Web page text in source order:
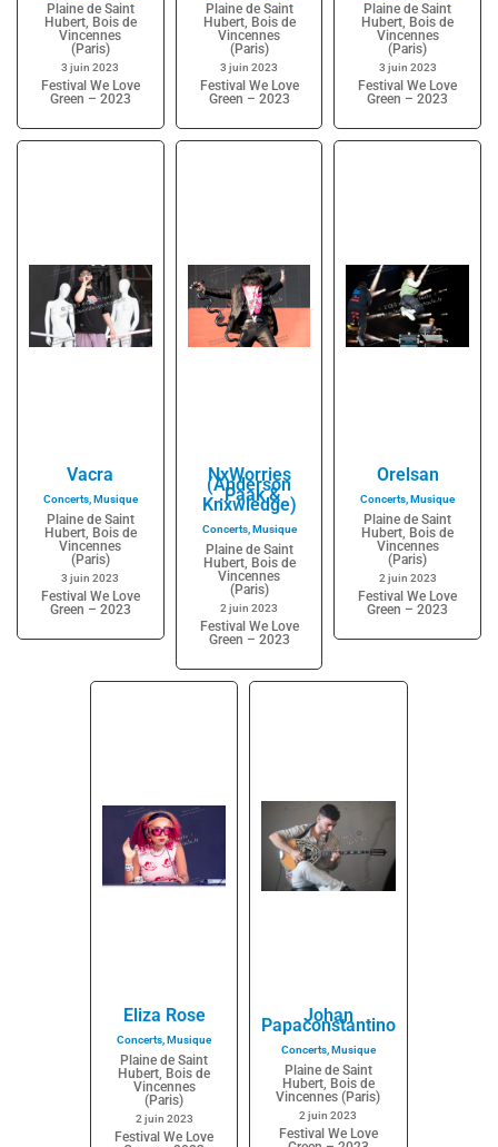
Plaine de Saint
Hubert, Bois de
Vincennes
(Paris)
3 juin 2023
Festival We Love
Green – 2023
Plaine de Saint
Hubert, Bois de
Vincennes
(Paris)
3 juin 2023
Festival We Love
Green – 2023
Plaine de Saint
Hubert, Bois de
Vincennes
(Paris)
3 juin 2023
Festival We Love
Green – 2023
Vacra
Concerts,Musique
Plaine de Saint
Hubert, Bois de
Vincennes
(Paris)
3 juin 2023
Festival We Love
Green – 2023
NxWorries
(Anderson
.Paak &
Knxwledge)
Concerts,Musique
Plaine de Saint
Hubert, Bois de
Vincennes
(Paris)
2 juin 2023
Festival We Love
Green – 2023
Orelsan
Concerts,Musique
Plaine de Saint
Hubert, Bois de
Vincennes
(Paris)
2 juin 2023
Festival We Love
Green – 2023
Eliza Rose
Concerts,Musique
Plaine de Saint
Hubert, Bois de
Vincennes
(Paris)
2 juin 2023
Festival We Love
Johan
Papaconstantino
Concerts,Musique
Plaine de Saint
Hubert, Bois de
Vincennes (Paris)
2 juin 2023
Festival We Love